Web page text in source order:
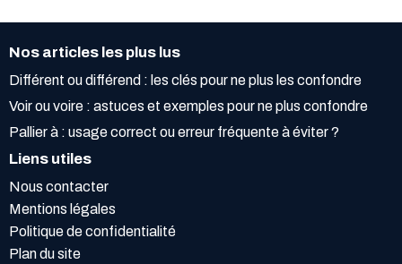
Nos articles les plus lus
Différent ou différend : les clés pour ne plus les confondre
Voir ou voire : astuces et exemples pour ne plus confondre
Pallier à : usage correct ou erreur fréquente à éviter ?
Liens utiles
Nous contacter
Mentions légales
Politique de confidentialité
Plan du site